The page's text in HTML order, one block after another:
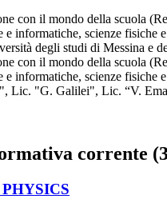
con il mondo della scuola
informatiche, scienze fisiche
degli studi di Messina e
con il mondo della scuola
informatiche, scienze fisiche
Lic. "G. Galilei", Lic. “V.
corrente